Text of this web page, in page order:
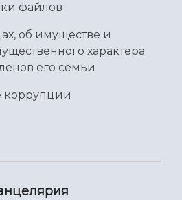
файлов
об имуществе и
характера
его семьи
коррупции